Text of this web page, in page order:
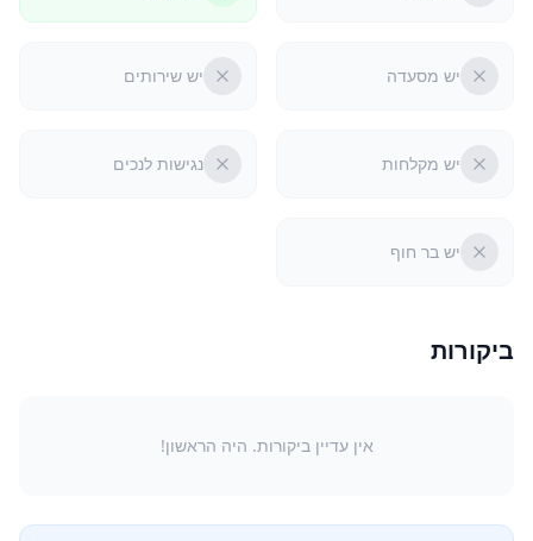
יש מסעדה יש שירותים
יש מקלחות נגישות לנכים
יש בר חוף
ביקורות
אין עדיין ביקורות. היה הראשון!